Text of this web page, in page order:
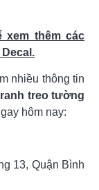
xem thêm các
nhiều thông tin
treo tường
hôm nay:
13, Quận Bình